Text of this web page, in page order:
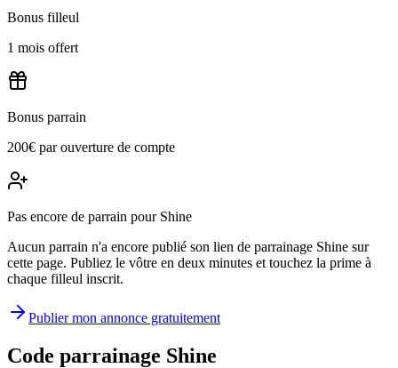
Bonus filleul
1 mois offert
Bonus parrain
200€ par ouverture de compte
Pas encore de parrain pour Shine
Aucun parrain n'a encore publié son lien de parrainage Shine sur
cette page. Publiez le vôtre en deux minutes et touchez la prime à
chaque filleul inscrit.
Publier mon annonce gratuitement
Code parrainage Shine